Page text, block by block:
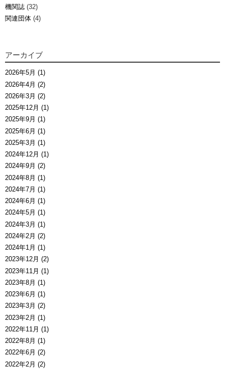
機関誌 (32)
関連団体 (4)
アーカイブ
2026年5月 (1)
2026年4月 (2)
2026年3月 (2)
2025年12月 (1)
2025年9月 (1)
2025年6月 (1)
2025年3月 (1)
2024年12月 (1)
2024年9月 (2)
2024年8月 (1)
2024年7月 (1)
2024年6月 (1)
2024年5月 (1)
2024年3月 (1)
2024年2月 (2)
2024年1月 (1)
2023年12月 (2)
2023年11月 (1)
2023年8月 (1)
2023年6月 (1)
2023年3月 (2)
2023年2月 (1)
2022年11月 (1)
2022年8月 (1)
2022年6月 (2)
2022年2月 (2)